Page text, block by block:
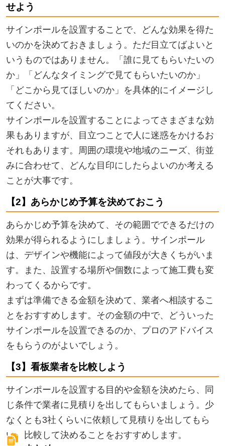
せよう
サインポールを設置することで、どんな効果を得た
いのかを決めておきましょう。ただ目立てばよいと
いうものではありません。「誰に見てもらいたいの
か」「どんなタイミングで見てもらいたいのか」
「どこから見てほしいのか」を具体的にイメージし
てください。
サインポールを設置することによってさまざまな効
果もありますが、目立つことで人に迷惑をかけるお
それもあります。周囲の環境や地域のニーズ、街並
みに合わせて、どんな目印にしたらよいのか考える
ことが大事です。
【2】あらかじめ予算を決めておこう
あらかじめ予算を決めて、その範囲でできるだけの
効果が得られるようにしましょう。サインポール
は、デザインや機能によって値段が大きくちがいま
す。また、設置する場所や個数によって施工費も変
わってくるからです。
まずは準備できる金額を決めて、業者へ相談するこ
とをおすすめします。その金額の中で、どういった
サインポールを設置できるのか、プロのアドバイス
をもらうのがよいでしょう。
【3】看板業者を比較しよう
サインポールを設置する目的や金額を決めたら、同
じ条件で業者に見積りを出してもらいましょう。少
なくとも3社くらいに依頼して見積りを出してもら
い、比較して決めることをおすすめします。